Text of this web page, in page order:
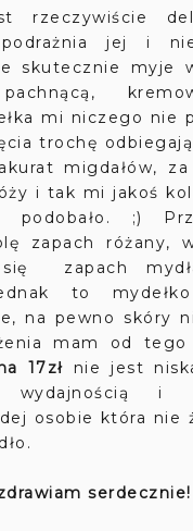
rzeczywiście
jej i nie
skutecznie myje
mi niczego nie
trochę
migdałów,
i tak mi jakoś
podobało. ;)
zapach różany,
się zapach
to
na pewno skóry
mam od
17zł nie jest
wydajnością i
osobie która nie
serdecznie!